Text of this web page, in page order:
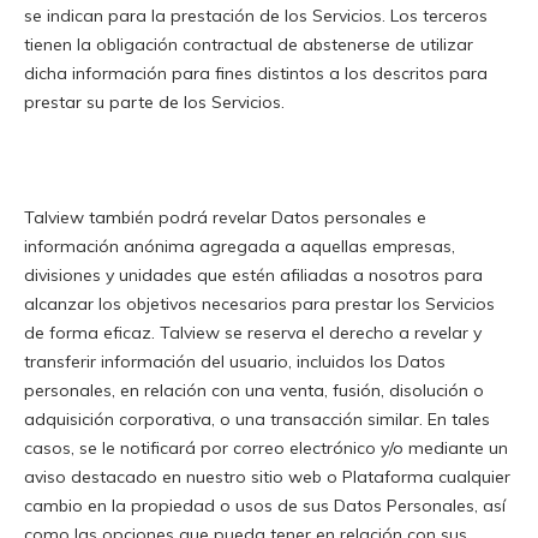
se indican para la prestación de los Servicios. Los terceros
tienen la obligación contractual de abstenerse de utilizar
dicha información para fines distintos a los descritos para
prestar su parte de los Servicios.
Talview también podrá revelar Datos personales e
información anónima agregada a aquellas empresas,
divisiones y unidades que estén afiliadas a nosotros para
alcanzar los objetivos necesarios para prestar los Servicios
de forma eficaz. Talview se reserva el derecho a revelar y
transferir información del usuario, incluidos los Datos
personales, en relación con una venta, fusión, disolución o
adquisición corporativa, o una transacción similar. En tales
casos, se le notificará por correo electrónico y/o mediante un
aviso destacado en nuestro sitio web o Plataforma cualquier
cambio en la propiedad o usos de sus Datos Personales, así